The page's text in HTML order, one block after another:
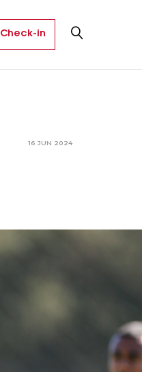
Check-in
16 JUN 2024